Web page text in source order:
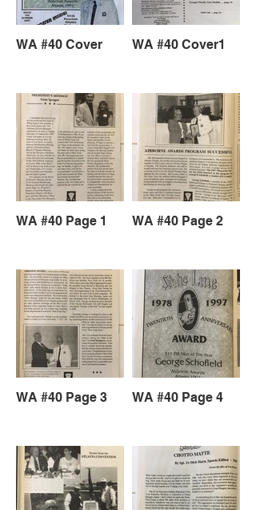
WA #40 Cover WA #40 Cover1
WA #40 Page 1 WA #40 Page 2
WA #40 Page 3 WA #40 Page 4